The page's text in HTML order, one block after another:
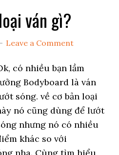
ván gì?
Leave a Comment
có nhiều bạn lầm
Bodyboard là ván
sóng. về cơ bản loại
nó cũng dùng để lướt
nhưng nó có nhiều
khác so với